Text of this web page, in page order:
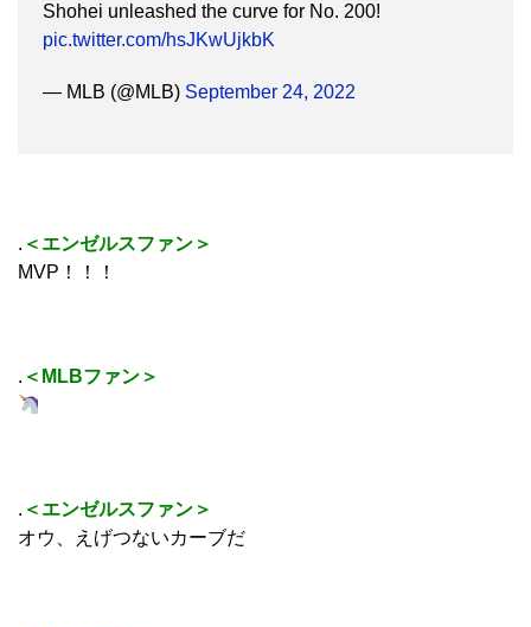
Shohei unleashed the curve for No. 200!
pic.twitter.com/hsJKwUjkbK
— MLB (@MLB) September 24, 2022
. ＜エンゼルスファン＞
MVP！！！
. ＜MLBファン＞
. ＜エンゼルスファン＞
オウ、えげつないカーブだ